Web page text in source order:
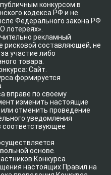
конкурсом в
кодекса РФ и не
Федерального закона РФ
лотереях».
рекламный
рисковой составляющей, не
участие либо
товара.
Сайт.
формируется
вправе по своему
изменить настоящие
отменить проведение
уведомления
соответствующее
основе.
Конкурса
настоящих Правил на